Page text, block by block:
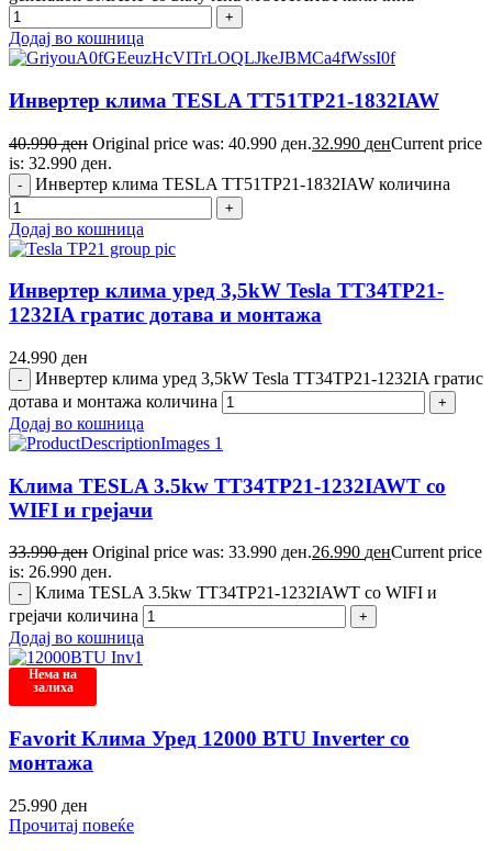
Додај во кошница
Инвертер клима TESLA TT51TP21-1832IAW
40.990ден Original price was: 40.990 ден.32.990 денCurrent price
is: 32.990 ден.
Инвертер клима TESLA TT51TP21-1832IAW количина
Додај во кошница
Инвертер клима уред 3,5kW Tesla TT34TP21-
1232IA гратис дотава и монтажа
24.990 ден
Инвертер клима уред 3,5kW Tesla TT34TP21-1232IA гратис
дотава и монтажа количина
Додај во кошница
Клима TESLA 3.5kw TT34TP21-1232IAWT со
WIFI и грејачи
33.990ден Original price was: 33.990 ден.26.990 денCurrent price
is: 26.990 ден.
Клима TESLA 3.5kw TT34TP21-1232IAWT со WIFI и
грејачи количина
Додај во кошница
Нема на
залиха
Favorit Клима Уред 12000 BTU Inverter со
монтажа
25.990 ден
Прочитај повеќе